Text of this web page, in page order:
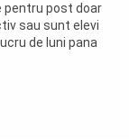
pentru post doar
sau sunt elevi
de luni pana